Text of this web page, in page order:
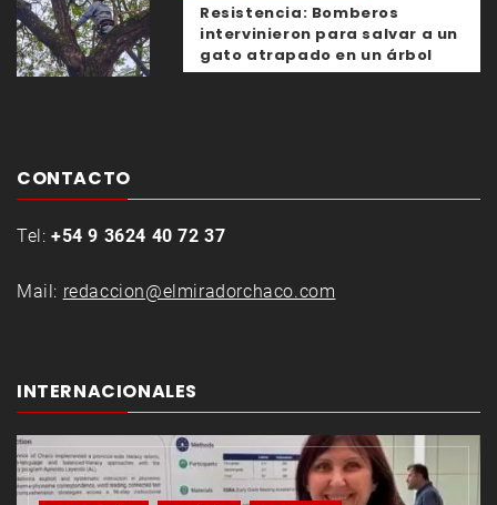
Resistencia: Bomberos
intervinieron para salvar a un
gato atrapado en un árbol
CONTACTO
Tel: +54 9 3624 40 72 37
Mail: redaccion@elmiradorchaco.com
INTERNACIONALES